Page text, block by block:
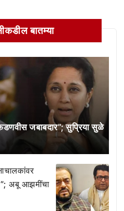
बातम्या
जबाबदार”; सुप्रिया सुळे
अबू आझमींचा